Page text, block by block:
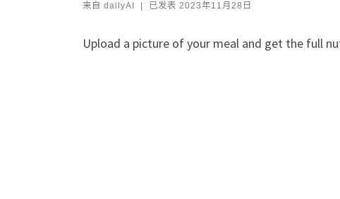
来自 dailyAI 已发表 2023年11月28日
Upload a picture of your meal and get the full